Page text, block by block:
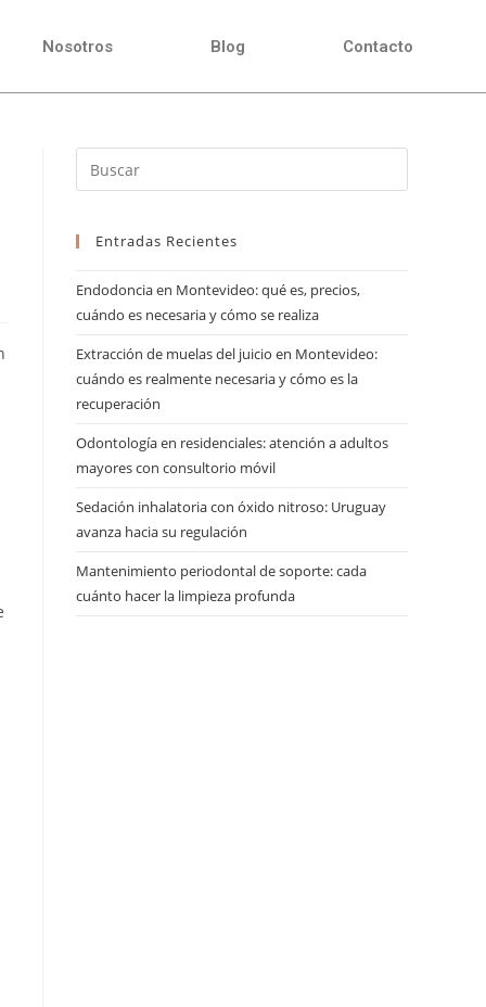
Nosotros Blog Contacto
Entradas Recientes
Endodoncia en Montevideo: qué es, precios,
cuándo es necesaria y cómo se realiza
Extracción de muelas del juicio en Montevideo:
cuándo es realmente necesaria y cómo es la
recuperación
Odontología en residenciales: atención a adultos
mayores con consultorio móvil
Sedación inhalatoria con óxido nitroso: Uruguay
avanza hacia su regulación
Mantenimiento periodontal de soporte: cada
cuánto hacer la limpieza profunda